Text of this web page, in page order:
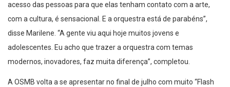
acesso das pessoas para que elas tenham contato com a arte,
com a cultura, é sensacional. E a orquestra está de parabéns”,
disse Marilene. “A gente viu aqui hoje muitos jovens e
adolescentes. Eu acho que trazer a orquestra com temas
modernos, inovadores, faz muita diferença”, completou.
A OSMB volta a se apresentar no final de julho com muito “Flash